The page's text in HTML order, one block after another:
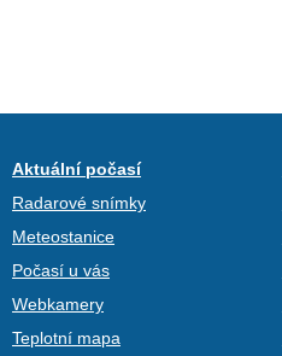
Aktuální počasí
Radarové snímky
Meteostanice
Počasí u vás
Webkamery
Teplotní mapa